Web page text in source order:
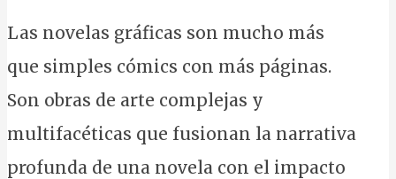
Las novelas gráficas son mucho más
que simples cómics con más páginas.
Son obras de arte complejas y
multifacéticas que fusionan la narrativa
profunda de una novela con el impacto